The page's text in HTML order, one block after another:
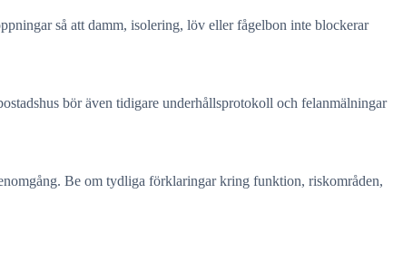
så att damm, isolering, löv eller fågelbon inte blockerar
bör även tidigare underhållsprotokoll och felanmälningar
Be om tydliga förklaringar kring funktion, riskområden,